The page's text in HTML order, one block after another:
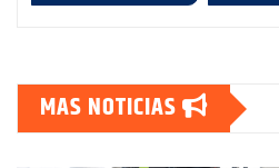
MAS NOTICIAS